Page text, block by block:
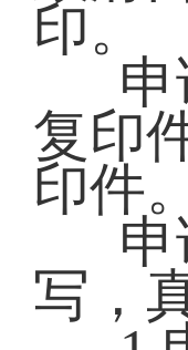
印。
复印
印件。
写，